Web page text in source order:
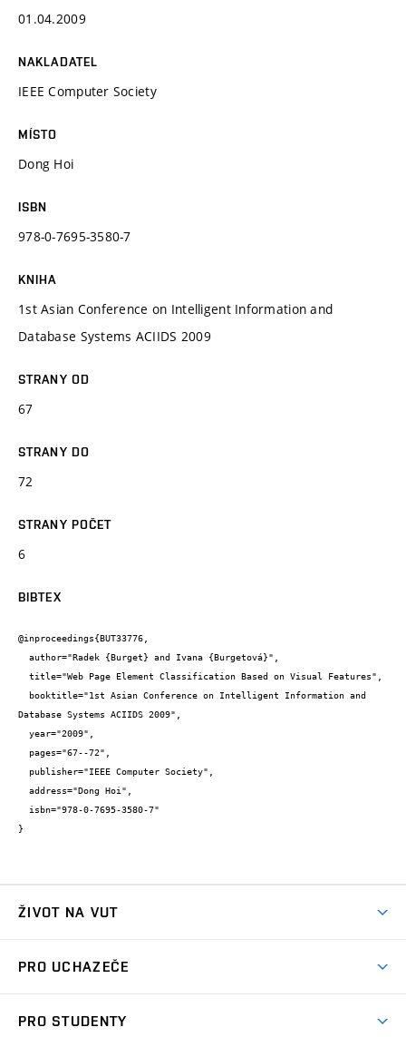
01.04.2009
NAKLADATEL
IEEE Computer Society
MÍSTO
Dong Hoi
ISBN
978-0-7695-3580-7
KNIHA
1st Asian Conference on Intelligent Information and
Database Systems ACIIDS 2009
STRANY OD
67
STRANY DO
72
STRANY POČET
6
BIBTEX
@inproceedings{BUT33776,
Database Systems ACIIDS 2009",
}
ŽIVOT NA VUT
Koleje
PRO UCHAZEČE
PRO STUDENTY